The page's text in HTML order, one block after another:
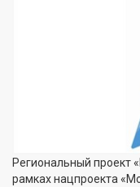
Региональный проект
рамках нацпроекта